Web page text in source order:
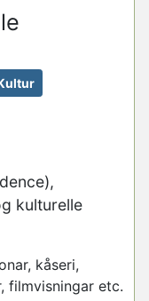
kulturelle
kåseri,
filmvisningar etc.